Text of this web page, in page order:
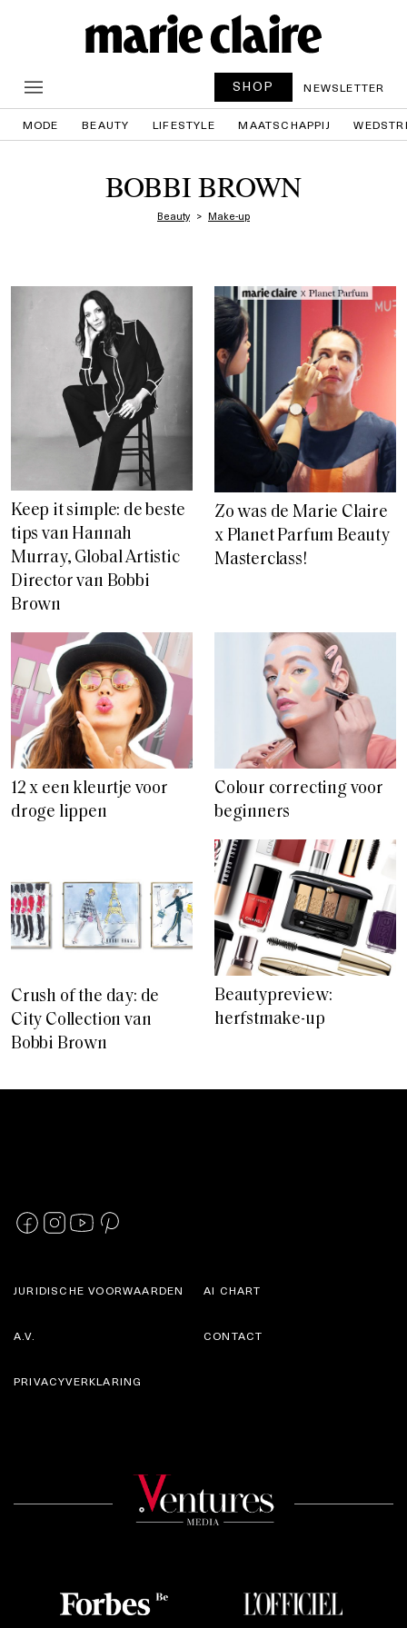
SHOP NEWSLETTER
MODE BEAUTY LIFESTYLE MAATSCHAPPIJ
BOBBI BROWN
Beauty Make-up
Keep it simple: de beste
tips van Hannah
Murray, Global Artistic
Director van Bobbi
Brown
Zo was de Marie Claire
x Planet Parfum Beauty
Masterclass!
12 x een kleurtje voor
droge lippen
Colour correcting voor
beginners
Crush of the day: de
City Collection van
Bobbi Brown
Beautypreview:
herfstmake-up
JURIDISCHE VOORWAARDEN
A.V.
AI CHART
CONTACT
PRIVACYVERKLARING